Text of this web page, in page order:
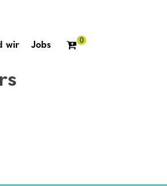
wir Jobs